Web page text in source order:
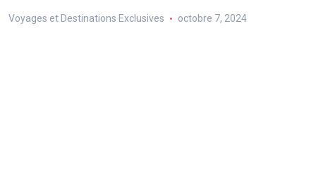
Voyages et Destinations Exclusives octobre 7, 2024